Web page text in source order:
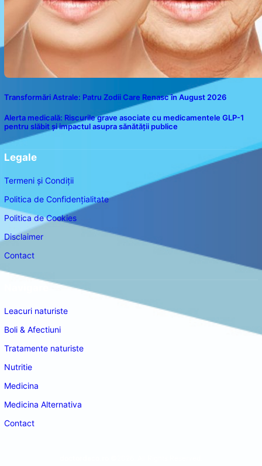
Transformări Astrale: Patru Zodii Care Renasc în August 2026
Alerta medicală: Riscurile grave asociate cu medicamentele GLP-1
pentru slăbit și impactul asupra sănătății publice
Legale
Termeni și Condiții
Politica de Confidențialitate
Politica de Cookies
Disclaimer
Contact
Leacuri naturiste
Boli & Afectiuni
Tratamente naturiste
Nutritie
Medicina
Medicina Alternativa
Contact